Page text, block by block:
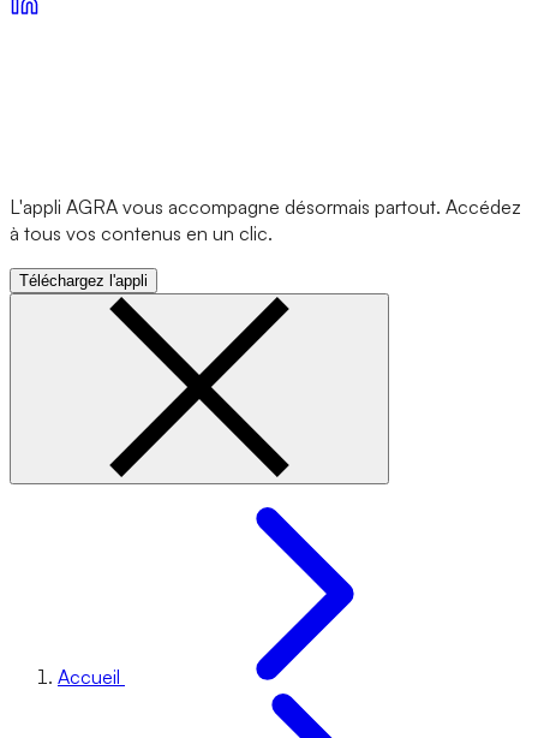
L'appli AGRA vous accompagne désormais partout. Accédez
à tous vos contenus en un clic.
Téléchargez l'appli
Accueil